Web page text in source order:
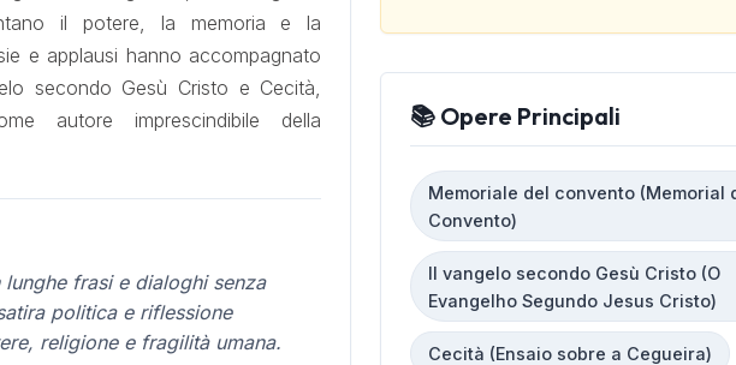
il potere, la memoria e la
e applausi hanno accompagnato
secondo Gesù Cristo e Cecità,
autore imprescindibile della
frasi e dialoghi senza
politica e riflessione
religione e fragilità umana.
📚 Opere Principali
Memoriale del convento (Memorial
Convento)
Il vangelo secondo Gesù Cristo (O
Evangelho Segundo Jesus Cristo)
Cecità (Ensaio sobre a Cegueira)